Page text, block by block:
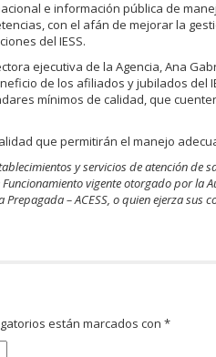
e información pública de
con el afán de mejorar la
del IESS.
ejecutiva de la Agencia, Ana
de los afiliados y jubilados del
mínimos de calidad, que
que permitirán el manejo
y servicios de atención de
vigente otorgado por la
– ACESS, o quien ejerza sus
están marcados con*